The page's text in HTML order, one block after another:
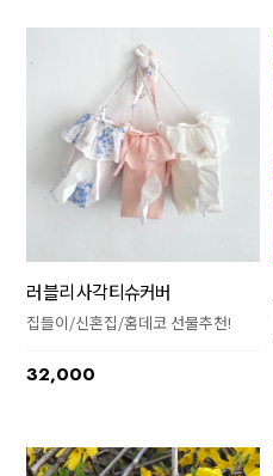
러블리 사각티슈커버
집들이/신혼집/홈데코 선물추천!
32,000